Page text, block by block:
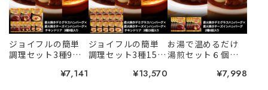
ジョイフルの簡単
調理セット3種9個
ミバーグ×直火焼
¥7,141
ジョイフルの簡単
調理セット3種15個
ミバーグ×直火焼
¥13,570
お湯で温めるだけ
湯煎セット６個
ラス、チーズデミ
¥7,998